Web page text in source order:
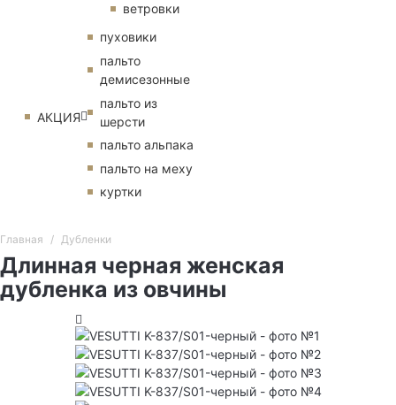
ветровки
АКЦИЯ
пуховики
пальто
демисезонные
пальто из
шерсти
пальто альпака
пальто на меху
куртки
Главная Дубленки
Длинная черная женская
дубленка из овчины